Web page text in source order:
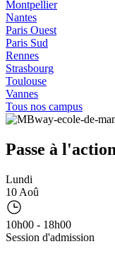
Montpellier
Nantes
Paris Ouest
Paris Sud
Rennes
Strasbourg
Toulouse
Vannes
Tous nos campus
Passe à l'action
Lundi
10 Aoû
10h00 - 18h00
Session d'admission